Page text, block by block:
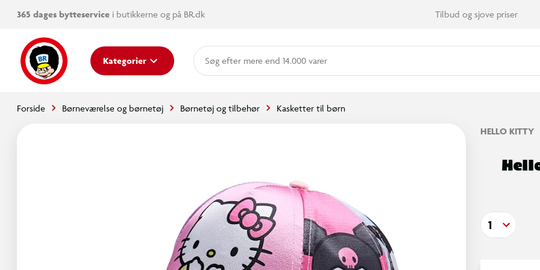
365 dages bytteservice i butikkerne og på BR.dk Tilbud og sjove priser
Kategorier mere end 14.000 varer
Forside Børneværelse og børnetøj Børnetøj og tilbehør Kasketter til børn
HELLO KITTY
1